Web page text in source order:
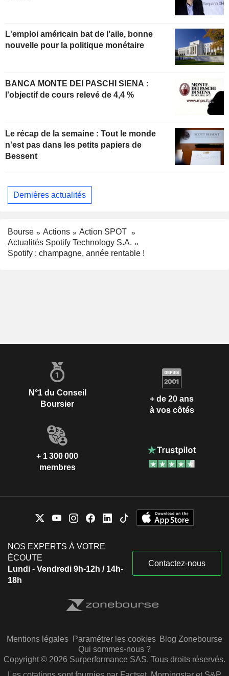
L'emploi américain bat de l'aile, bonne
nouvelle pour la politique monétaire
BANCA MONTE DEI PASCHI SIENA :
l'objectif de cours relevé de 4,4 %
Le récap de la semaine : Tout le monde
n'est pas dans les petits papiers de
Bessent
Dernières actualités
Bourse Actions
Action SPOT
Actualités Spotify Technology S.A.
Spotify : champagne, année rentable !
N°1 du Conseil
Boursier
+ de 20 ans
à vos côtés
+ 1 300 000
membres
NOS EXPERTS À VOTRE
ÉCOUTE
Lundi - Vendredi 9h-12h / 14h-
18h
Contactez-nous
Mentions légales Paramétrer les cookies Blog Zonebourse
Qui sommes-nous ?
Copyright © 2026 Surperformance SAS. Tous droits réservés.